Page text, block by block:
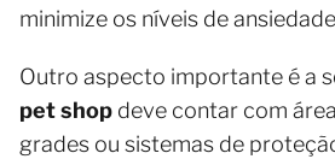
minimize os níveis de
Outro aspecto importante é a
pet shop deve contar com
grades ou sistemas de